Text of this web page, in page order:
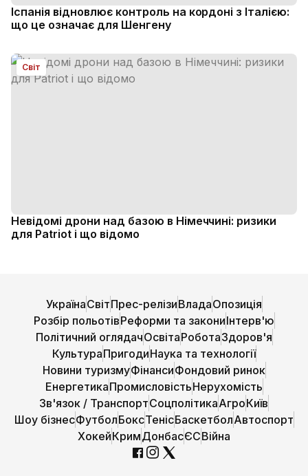
Іспанія відновлює контроль на кордоні з Італією:
що це означає для Шенгену
Світ
Невідомі дрони над базою в Німеччині: ризики
для Patriot і що відомо
УкраїнаСвітПрес-релізиВладаОпозиція
Розбір польотівРеформи та закониІнтерв'ю
Політичний оглядачОсвітаРоботаЗдоров'я
КультураПригодиНаука та технології
Новини туризмуФінансиФондовий ринок
ЕнергетикаПромисловістьНерухомість
Зв'язок / ТранспортСоцполітикаАгроКиїв
Шоу бізнесФутболБоксТенісБаскетболАвтоспорт
ХокейКримДонбасЄСВійна